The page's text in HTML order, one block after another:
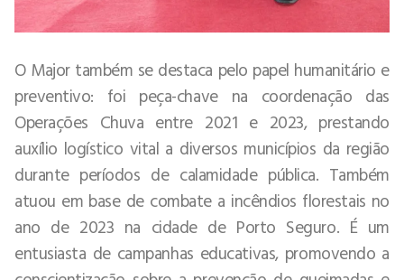
O Major também se destaca pelo papel humanitário e
preventivo: foi peça-chave na coordenação das
Operações Chuva entre 2021 e 2023, prestando
auxílio logístico vital a diversos municípios da região
durante períodos de calamidade pública. Também
atuou em base de combate a incêndios florestais no
ano de 2023 na cidade de Porto Seguro. É um
entusiasta de campanhas educativas, promovendo a